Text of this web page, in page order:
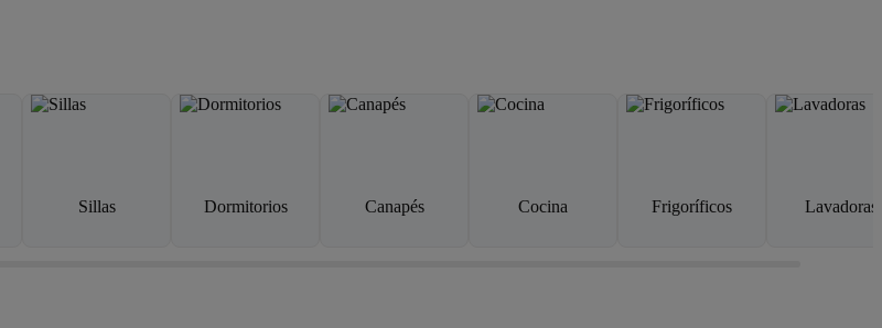
Sillas Dormitorios Canapés Cocina Frigoríficos Lavadoras